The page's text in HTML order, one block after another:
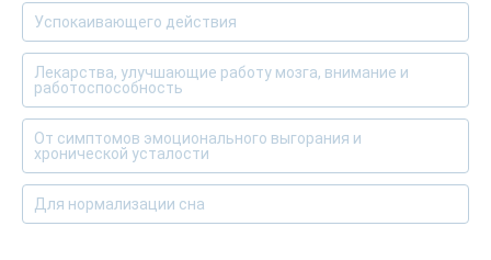
Успокаивающего действия
Лекарства, улучшающие работу мозга, внимание и
работоспособность
От симптомов эмоционального выгорания и
хронической усталости
Для нормализации сна